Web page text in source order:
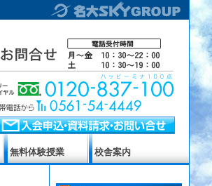
無料体験授業 校舎案内